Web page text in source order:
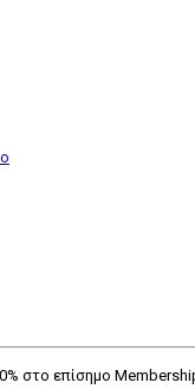
στο επίσημο